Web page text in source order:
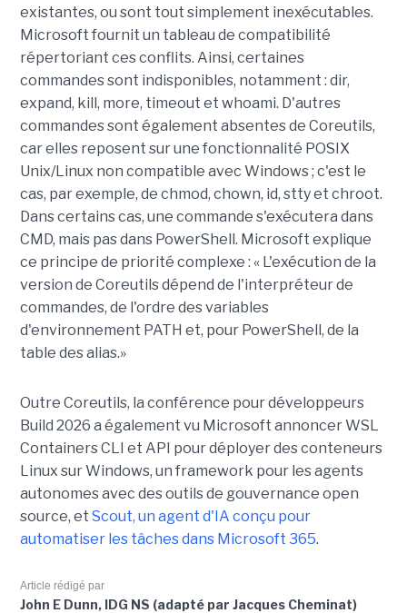
existantes, ou sont tout simplement inexécutables.
Microsoft fournit un tableau de compatibilité
répertoriant ces conflits. Ainsi, certaines
commandes sont indisponibles, notamment : dir,
expand, kill, more, timeout et whoami. D'autres
commandes sont également absentes de Coreutils,
car elles reposent sur une fonctionnalité POSIX
Unix/Linux non compatible avec Windows ; c'est le
cas, par exemple, de chmod, chown, id, stty et chroot.
Dans certains cas, une commande s'exécutera dans
CMD, mais pas dans PowerShell. Microsoft explique
ce principe de priorité complexe : « L'exécution de la
version de Coreutils dépend de l'interpréteur de
commandes, de l'ordre des variables
d'environnement PATH et, pour PowerShell, de la
table des alias.»
Outre Coreutils, la conférence pour développeurs
Build 2026 a également vu Microsoft annoncer WSL
Containers CLI et API pour déployer des conteneurs
Linux sur Windows, un framework pour les agents
autonomes avec des outils de gouvernance open
source, et Scout, un agent d'IA conçu pour
automatiser les tâches dans Microsoft 365.
Article rédigé par
John E Dunn, IDG NS (adapté par Jacques Cheminat)